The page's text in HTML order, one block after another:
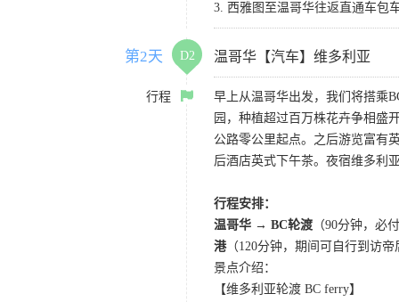
3. 西雅图至温哥华往返直通车包
第2天 D2 温哥华【汽车】维多利亚
行程
早上从温哥华出发，我们将搭乘
园，种植超过百万株花卉争相盛
公路零公里起点。之后游览富有
后酒店英式下午茶。夜宿维多利
行程安排：
温哥华 → BC轮渡 （90分钟，必
港（120分钟，期间可自行到访
景点介绍：
【维多利亚轮渡 BC ferry】